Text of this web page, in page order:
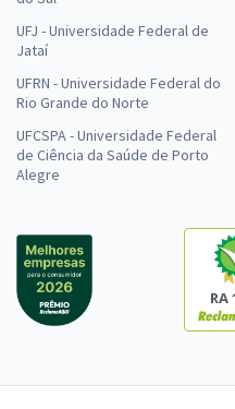
UFJ - Universidade Federal de
Jataí
UFRN - Universidade Federal do
Rio Grande do Norte
UFCSPA - Universidade Federal
de Ciência da Saúde de Porto
Alegre
RA